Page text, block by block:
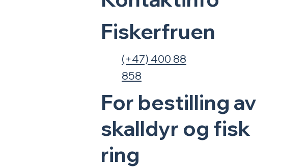
Fiskerfruen
(+47) 400 88
858
For bestilling av
skalldyr og fisk
ring